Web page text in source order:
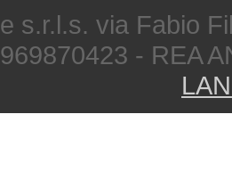
s.r.l.s. via Fabio
- REA